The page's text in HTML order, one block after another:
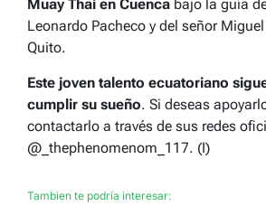
Muay Thai en Cuenca bajo la guía
Leonardo Pacheco y del señor
Quito.
Este joven talento ecuatoriano
cumplir su sueño. Si deseas
contactarlo a través de sus redes
@_thephenomenom_117. (I)
Tambien te podría interesar: